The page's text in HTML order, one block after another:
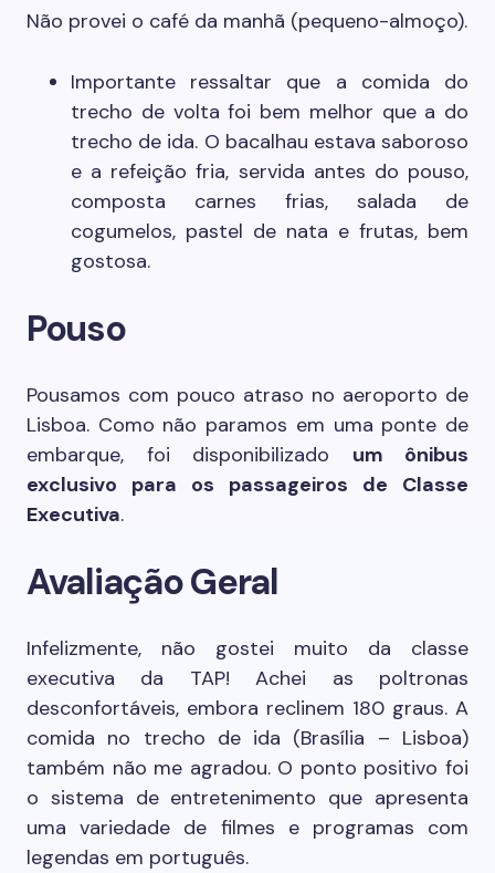
Não provei o café da manhã (pequeno-almoço).
Importante ressaltar que a comida do
trecho de volta foi bem melhor que a do
trecho de ida. O bacalhau estava saboroso
e a refeição fria, servida antes do pouso,
composta carnes frias, salada de
cogumelos, pastel de nata e frutas, bem
gostosa.
Pouso
Pousamos com pouco atraso no aeroporto de
Lisboa. Como não paramos em uma ponte de
embarque, foi disponibilizado um ônibus
exclusivo para os passageiros de Classe
Executiva.
Avaliação Geral
Infelizmente, não gostei muito da classe
executiva da TAP! Achei as poltronas
desconfortáveis, embora reclinem 180 graus. A
comida no trecho de ida (Brasília – Lisboa)
também não me agradou. O ponto positivo foi
o sistema de entretenimento que apresenta
uma variedade de filmes e programas com
legendas em português.